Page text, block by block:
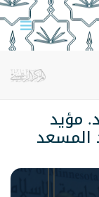
مؤيد
المسعد